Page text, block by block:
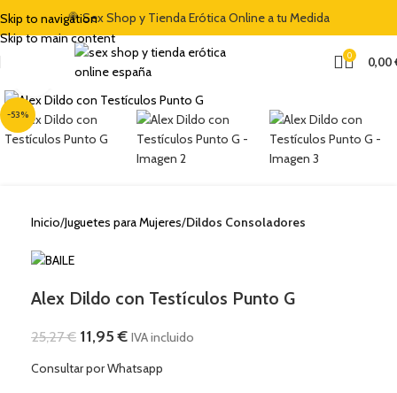
Skip to navigation
Skip to main content
🍭 Sex Shop y Tienda Erótica Online a tu Medida
0 0,00
-53%
Clic para ampliar
Inicio Juguetes para Mujeres Dildos Consoladores
Alex Dildo con Testículos Punto G
25,27€ 11,95€ IVA incluido
Consultar por Whatsapp